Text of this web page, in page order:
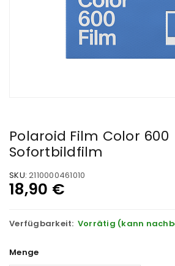
Polaroid Film Color 600
Sofortbildfilm
SKU: 2110000461010
18,90 €
Verfügbarkeit: Vorrätig (kann
Menge